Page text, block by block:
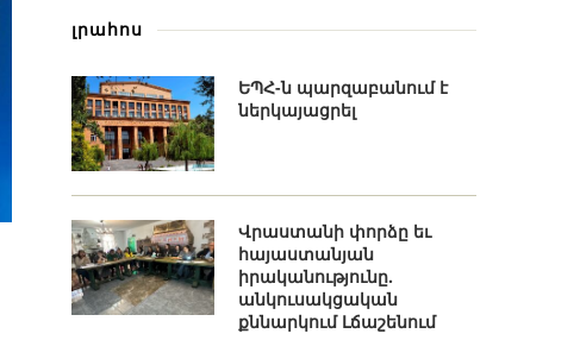
լրահոս
ԵՊՀ-ն պարզաբանում է
ներկայացրել
Վրաստանի փորձը եւ
հայաստանյան
իրականությունը.
անկուսակցական
քննարկում Լճաշենում